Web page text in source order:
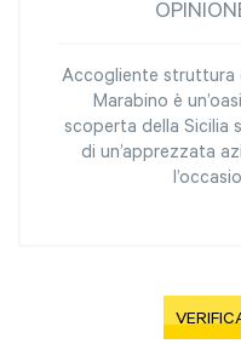
Accogliente struttura
Marabino è
scoperta della Sicilia
di un’apprezzata